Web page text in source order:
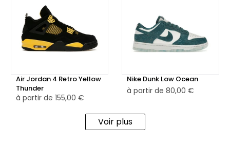
Air Jordan 4 Retro Yellow
Thunder
à partir de 155,00 €
Nike Dunk Low Ocean
à partir de 80,00 €
Voir plus